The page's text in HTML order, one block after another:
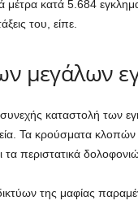
μέτρα κατά 5.684
του, είπε.
μεγάλων
καταστολή των
Τα κρούσματα κλοπών
τα περιστατικά
της μαφίας